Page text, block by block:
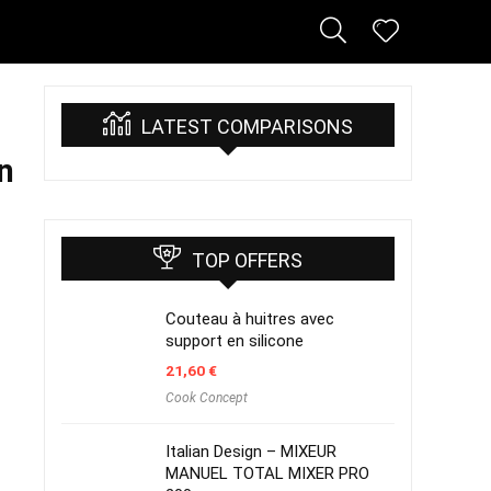
LATEST COMPARISONS
TOP OFFERS
Couteau à huitres avec
support en silicone
21,60€
Cook Concept
Italian Design – MIXEUR
MANUEL TOTAL MIXER PRO